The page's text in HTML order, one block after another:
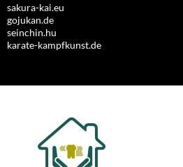
sakura-kai.eu
gojukan.de
seinchin.hu
karate-kampfkunst.de